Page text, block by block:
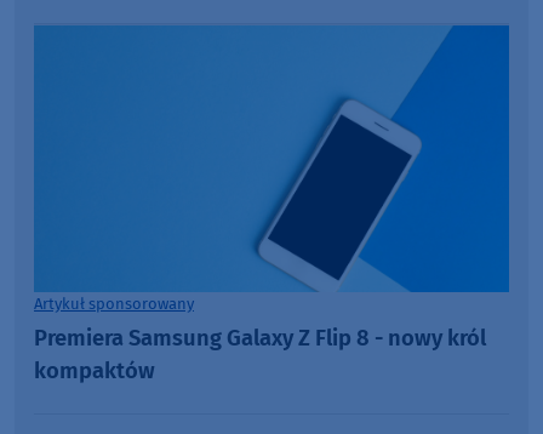
Artykuł sponsorowany
Premiera Samsung Galaxy Z Flip 8 - nowy król
kompaktów